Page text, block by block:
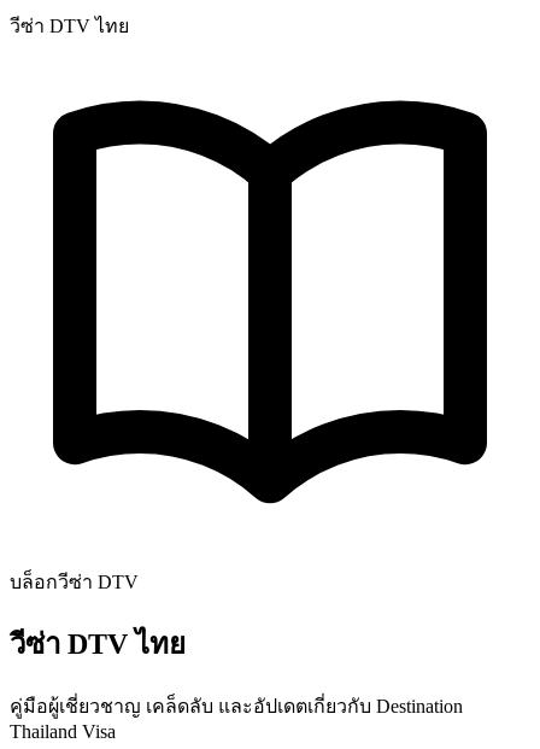
วีซ่า DTV ไทย
บล็อกวีซ่า DTV
วีซ่า DTV ไทย
คู่มือผู้เชี่ยวชาญ เคล็ดลับ และอัปเดตเกี่ยวกับ Destination
Thailand Visa